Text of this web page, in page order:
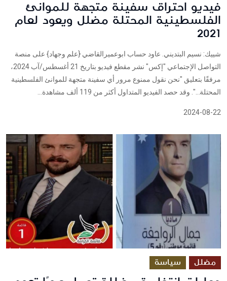
فيديو احتراق سفينة متجهة للموانئ
الفلسطينية المحتلة مضلل ويعود لعام
2021
شييك: نسيم البتديني. عاود حساب ابوعميرالقاضي {علم وجهاد} على منصة
التواصل الإجتماعي "إكس" نشر مقطع فيديو بتاريخ 21 أغسطس/آب 2024،
مرفقًا بتعليق "نحن نقول ممنوع مرور أي سفينة متجهة للموانئ الفلسطينية
المحتلة…". وقد حصد الفيديو المتداول أكثر من 119 ألف مشاهدة...
2024-08-22
مضلل سياسة